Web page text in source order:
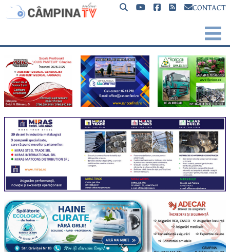
CONTACT